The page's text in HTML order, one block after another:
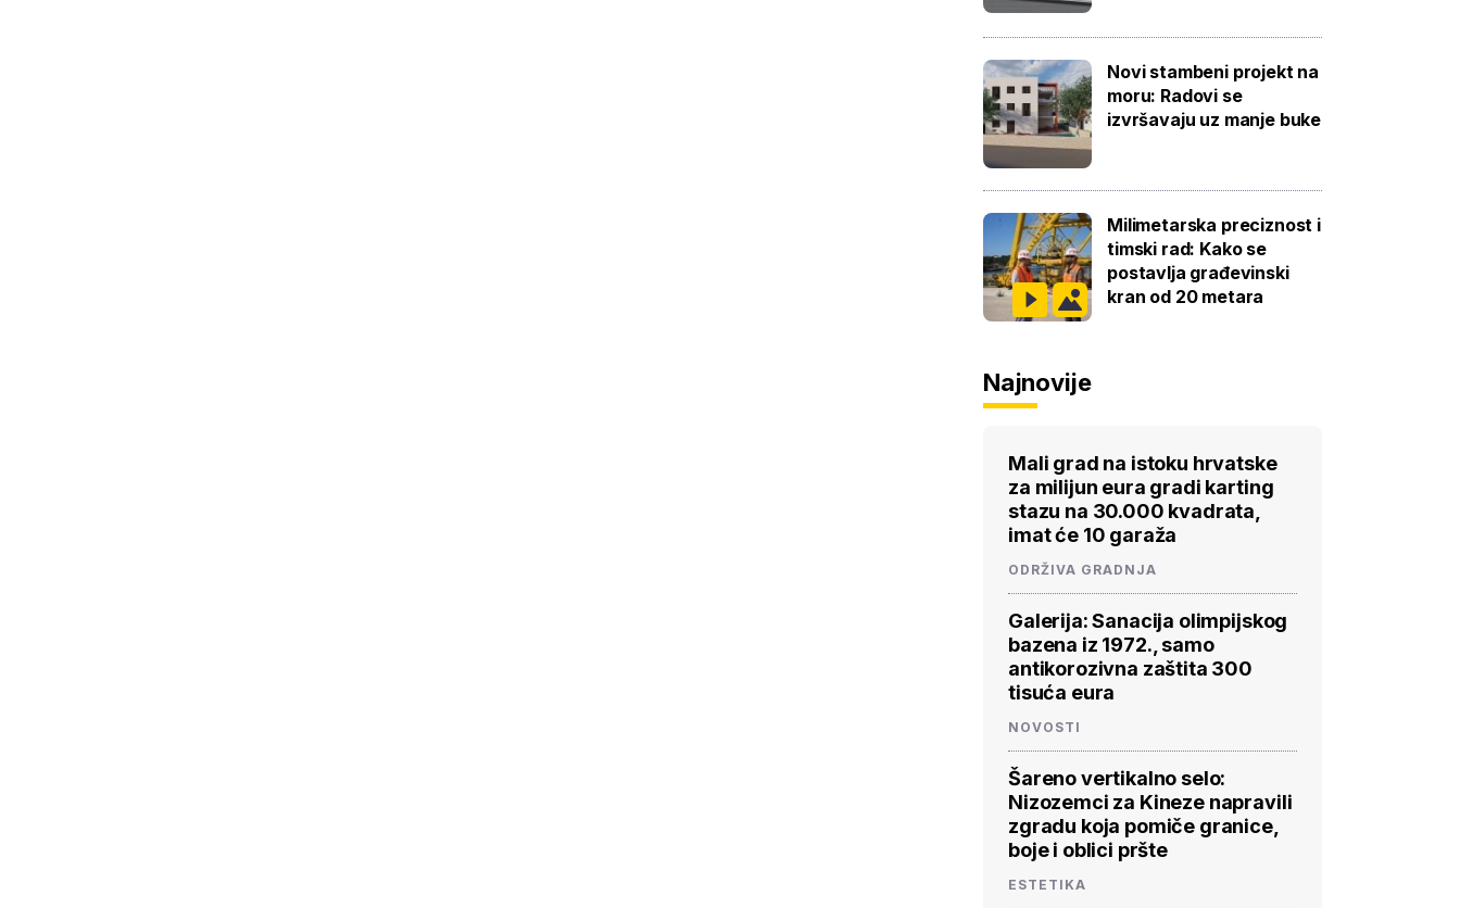
Novi stambeni projekt na
moru: Radovi se
izvršavaju uz manje buke
Milimetarska preciznost i
timski rad: Kako se
postavlja građevinski
kran od 20 metara
Najnovije
Mali grad na istoku hrvatske
za milijun eura gradi karting
stazu na 30.000 kvadrata,
imat će 10 garaža
ODRŽIVA GRADNJA
Galerija: Sanacija olimpijskog
bazena iz 1972., samo
antikorozivna zaštita 300
tisuća eura
NOVOSTI
Šareno vertikalno selo:
Nizozemci za Kineze napravili
zgradu koja pomiče granice,
boje i oblici pršte
ESTETIKA